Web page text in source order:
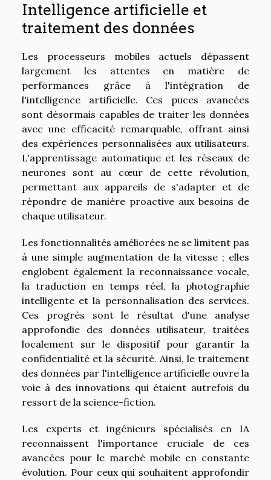
Intelligence artificielle et
traitement des données
Les processeurs mobiles actuels dépassent
largement les attentes en matière de
performances grâce à l'intégration de
l'intelligence artificielle. Ces puces avancées
sont désormais capables de traiter les données
avec une efficacité remarquable, offrant ainsi
des expériences personnalisées aux utilisateurs.
L'apprentissage automatique et les réseaux de
neurones sont au cœur de cette révolution,
permettant aux appareils de s'adapter et de
répondre de manière proactive aux besoins de
chaque utilisateur.
Les fonctionnalités améliorées ne se limitent pas
à une simple augmentation de la vitesse ; elles
englobent également la reconnaissance vocale,
la traduction en temps réel, la photographie
intelligente et la personnalisation des services.
Ces progrès sont le résultat d'une analyse
approfondie des données utilisateur, traitées
localement sur le dispositif pour garantir la
confidentialité et la sécurité. Ainsi, le traitement
des données par l'intelligence artificielle ouvre la
voie à des innovations qui étaient autrefois du
ressort de la science-fiction.
Les experts et ingénieurs spécialisés en IA
reconnaissent l'importance cruciale de ces
avancées pour le marché mobile en constante
évolution. Pour ceux qui souhaitent approfondir